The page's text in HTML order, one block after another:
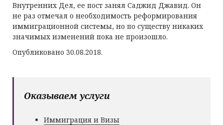
Внутренних Дел, ее пост занял Саджид Джавид. Он
не раз отмечал о необходимость реформирования
иммиграционной системы, но по существу никаких
значимых изменений пока не произошло.
Опубликовано 30.08.2018.
Оказываем услуги
Иммиграция и Визы